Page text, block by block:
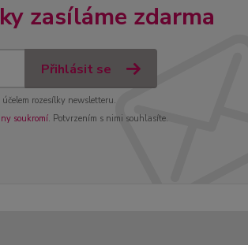
zasíláme zdarma
Přihlásit se
účelem rozesílky newsletteru.
soukromí. Potvrzením s nimi souhlasíte.